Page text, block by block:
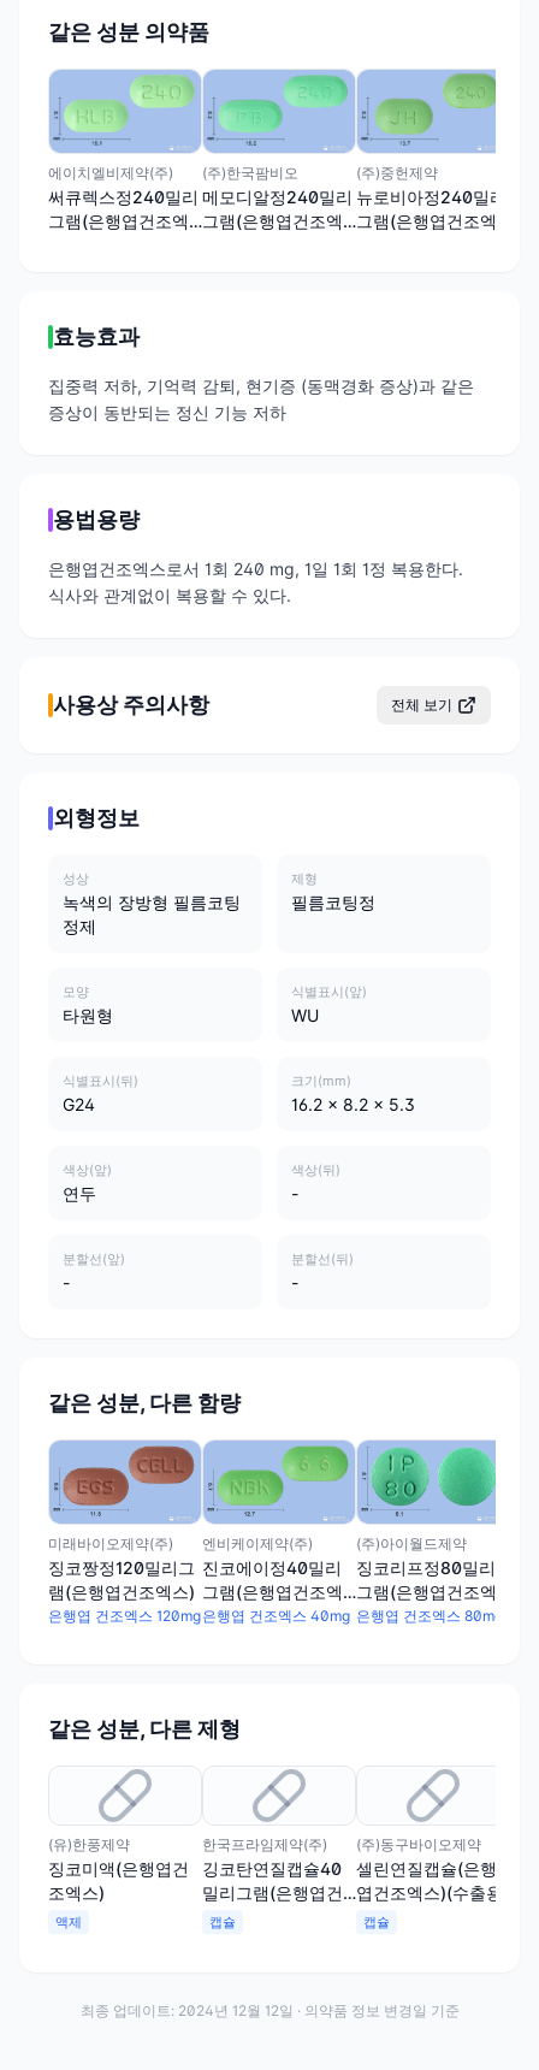
같은 성분 의약품
에이치엘비제약(주)
써큐렉스정240밀리
그램(은행엽건조엑
(주)한국팜비오
메모디알정240밀리
그램(은행엽건조엑
(주)중헌제약
뉴로비아정240밀리
그램(은행엽건조엑
효능효과
집중력 저하, 기억력 감퇴, 현기증 (동맥경화 증상)과 같은
증상이 동반되는 정신 기능 저하
용법용량
은행엽건조엑스로서 1회 240 mg, 1일 1회 1정 복용한다.
식사와 관계없이 복용할 수 있다.
사용상 주의사항 전체 보기
외형정보
성상
녹색의 장방형 필름코팅
정제
제형
필름코팅정
모양
타원형
식별표시(앞)
WU
식별표시(뒤)
G24
크기(mm)
16.2 x 8.2 x 5.3
색상(앞)
연두
색상(뒤)
-
분할선(앞)
-
분할선(뒤)
-
같은 성분, 다른 함량
미래바이오제약(주)
징코짱정120밀리그
램(은행엽건조엑스)
은행엽 건조엑스 120mg
엔비케이제약(주)
진코에이정40밀리
그램(은행엽건조엑
스)
은행엽 건조엑스 40mg
(주)아이월드제약
징코리프정80밀리
그램(은행엽건조엑
스)
은행엽 건조엑스 80mg
같은 성분, 다른 제형
(유)한풍제약
징코미액(은행엽건
조엑스)
액제
한국프라임제약(주)
깅코탄연질캡슐40
밀리그램(은행엽건
조엑스)(수출용)
캡슐
(주)동구바이오제약
셀린연질캡슐(은행
엽건조엑스)(수출용)
캡슐
최종 업데이트: 2024년 12월 12일 · 의약품 정보 변경일 기준